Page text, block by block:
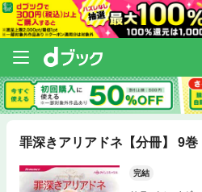
罪深きアリアドネ【分冊】 9巻
完結